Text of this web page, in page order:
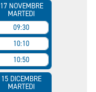
17 NOVEMBRE
MARTEDI
09:30
10:10
10:50
15 DICEMBRE
MARTEDI